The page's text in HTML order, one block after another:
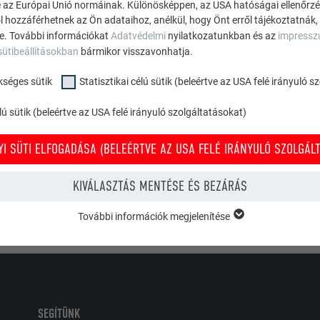
minden egyes tisztítási folyamat után öblítse le bő tiszta
A tisztításhoz tilos acetont, nitrohígítót vagy hasonló
okokból a már felszerelt ereszcsatornába belelépni nem
SEGÍTÜNK
Európai Unió normáinak. Különösképpen, az USA hatóságai
hozzáférhetnek az Ön adataihoz, anélkül, hogy Önt erről tájékoztatnák,
További információkat Adatvédelmi nyilatkozatunkban és az
bármikor visszavonhatja.
sütik Statisztikai célú sütik (beleértve az USA felé irányuló
sütik (beleértve az USA felé irányuló szolgáltatásokat)
SÜTI ELFOGADÁSA (BELEÉRTVE AZ USA FELÉ IRÁNYULÓ
KIVÁLASZTÁS MENTÉSE ÉS BEZÁRÁS
biztosítható, hogy a weboldal kifogástalanul működjön.
PHP
További információk megjelenítése